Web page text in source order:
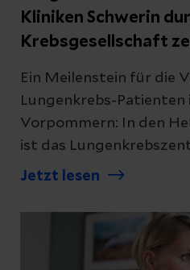
Kliniken Schwerin
Krebsgesellschaft
Ein Meilenstein für die
Lungenkrebs-
Vorpommern: In den
ist das
Onkologischen
Es ist das erste und
Lungenkrebszentrum
ein entsprechendes
Jetzt lesen